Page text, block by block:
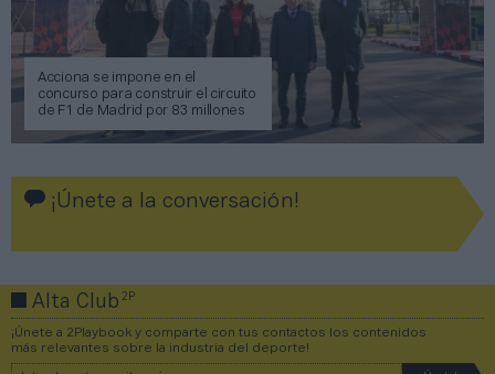
Acciona se impone en el
concurso para construir el circuito
de F1 de Madrid por 83 millones
¡Únete a la conversación!
Alta Club2P
¡Únete a 2Playbook y comparte con tus contactos los contenidos
más relevantes sobre la industria del deporte!